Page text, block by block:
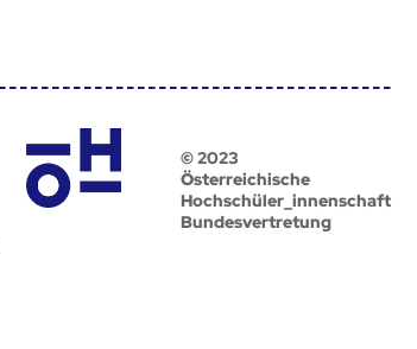
© 2023
Österreichische
Hochschüler_innenschaft
Bundesvertretung